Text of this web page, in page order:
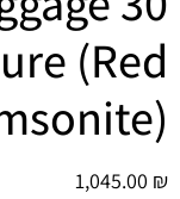
(Red
1,045.00 ₪